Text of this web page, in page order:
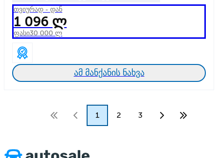
თვიურად - დან
1 096 ლ
ფასი30 000 ლ
ამ მანქანის ნახვა
1 2 3